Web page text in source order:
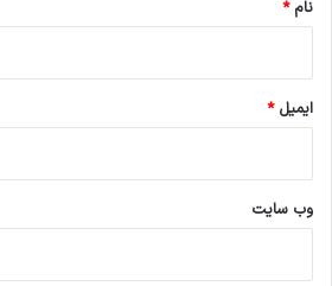
نام*
ایمیل*
وب‌ سایت